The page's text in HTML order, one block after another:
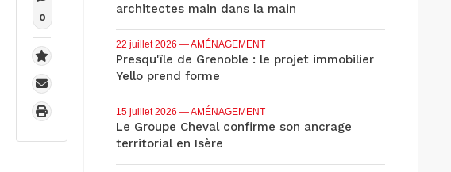
0
architectes main dans la main
22 juillet 2026 — AMÉNAGEMENT
Presqu'île de Grenoble : le projet immobilier
Yello prend forme
15 juillet 2026 — AMÉNAGEMENT
Le Groupe Cheval confirme son ancrage
territorial en Isère